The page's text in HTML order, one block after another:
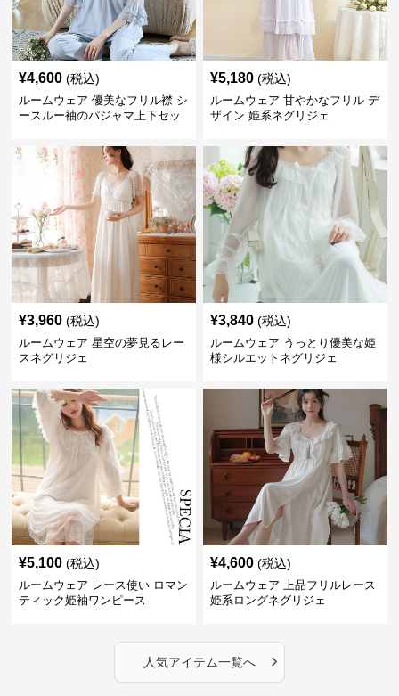
¥4,600 (税込)
ルームウェア 優美なフリル襟 シ
ースルー袖のパジャマ上下セッ
¥5,180 (税込)
ルームウェア 甘やかなフリル デ
ザイン 姫系ネグリジェ
¥3,960 (税込)
ルームウェア 星空の夢見るレー
スネグリジェ
¥3,840 (税込)
ルームウェア うっとり優美な姫
様シルエットネグリジェ
¥5,100 (税込)
ルームウェア レース使い ロマン
ティック姫袖ワンピース
¥4,600 (税込)
ルームウェア 上品フリルレース
姫系ロングネグリジェ
人気アイテム一覧へ ›